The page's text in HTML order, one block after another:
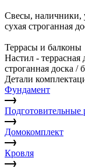
Свесы, наличники,
сухая строганная
Террасы и балконы
Настил - террасная
строганная доска /
Детали
Фундамент
Подготовительные
Домокомплект
Кровля